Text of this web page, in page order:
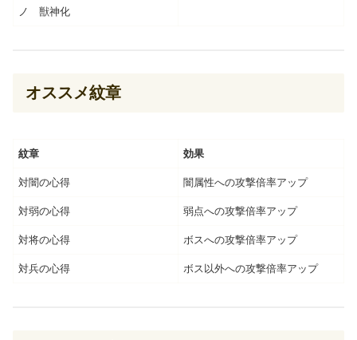
ノ 獣神化
オススメ紋章
紋章 効果
対闇の心得 闇属性への攻撃倍率アップ
対弱の心得 弱点への攻撃倍率アップ
対将の心得 ボスへの攻撃倍率アップ
対兵の心得 ボス以外への攻撃倍率アップ